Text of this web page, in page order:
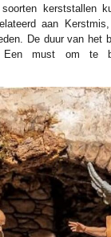
soorten kerststallen
aan
De duur van het
Een must om te